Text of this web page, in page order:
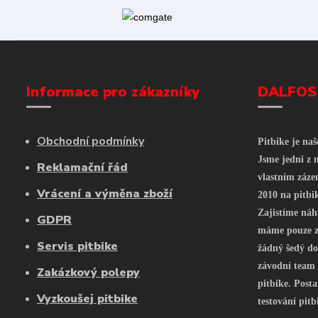
Informace pro zákazníky
Obchodní podmínky
Reklamační řád
Vrácení a výměna zboží
GDPR
Servis pitbike
Zakázkový polepy
Vyzkoušej pitbike
Pitbike je
Jsme jedni z
vlastním
2010 na
Zajistíme
máme pouze
žádný šedý
závodní
pitbike.
testování